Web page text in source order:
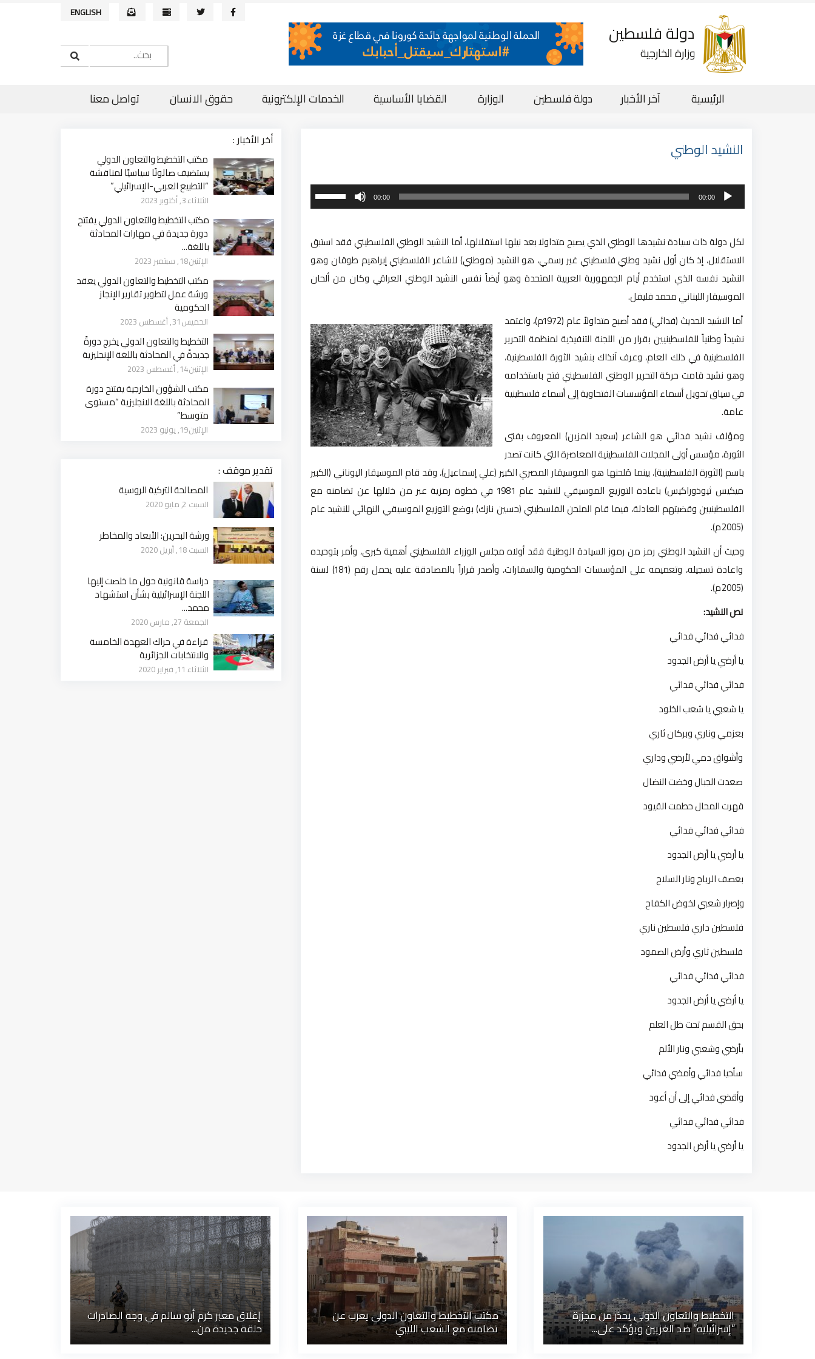
دولة فلسطين
وزارة الخارجية
ENGLISH
الرئيسية آخر الأخبار دولة فلسطين الوزارة القضايا الأساسية الخدمات الإلكترونية حقوق الانسان تواصل معنا
النشيد الوطني
مشغل
الصوت
00:00
00:00
استخدم
مفاتيح
أعلى/
أسفل
لزيادة
مستوى
الصوت.
لكل دولة ذات سيادة نشيدها الوطني الذي يصبح متداولا بعد نيلها استقلالها، أما النشيد الوطني الفلسطيني فقد استبق
الاستقلال، إذ كان أول نشيد وطني فلسطيني غير رسمي، هو النشيد (موطني) للشاعر الفلسطيني إبراهيم طوقان وهو
النشيد نفسه الذي استخدم أيام الجمهورية العربية المتحدة وهو أيضاً نفس النشيد الوطني العراقي وكان من ألحان
الموسيقار اللبناني محمد فليفل.
أما النشيد الحديث (فدائي) فقد أصبح متداولاً عام (1972م)، واعتمد
نشيداً وطنياً للفلسطينيين بقرار من اللجنة التنفيذية لمنظمة التحرير
الفلسطينية في ذلك العام، وعرف آنذاك بنشيد الثورة الفلسطينية،
وهو نشيد قامت حركة التحرير الوطني الفلسطيني فتح باستخدامه
في سياق تحويل أسماء المؤسسات الفتحاوية إلى أسماء فلسطينية
عامة.
ومؤلف نشيد فدائي هو الشاعر (سعيد المزين) المعروف بفتى
الثورة، مؤسس أولى المجلات الفلسطينية المعاصرة التي كانت تصدر
باسم (الثورة الفلسطينية)، بينما مُلحنها هو الموسيقار المصري الكبير (علي إسماعيل)، وقد قام الموسيقار اليوناني (الكبير
ميكيس ثيوذوراكيس) باعادة التوزيع الموسيقي للنشيد عام 1981 في خطوة رمزية عبر من خلالها عن تضامنه مع
الفلسطينيين وقضيتهم العادلة، فيما قام الملحن الفلسطيني (حسين نازك) بوضع التوزيع الموسيقي النهائي للنشيد عام
(2005م).
وحيث أن النشيد الوطني رمز من رموز السيادة الوطنية فقد أولاه مجلس الوزراء الفلسطيني أهمية كبرى، وأمر بتوحيده
واعادة تسجيله، وتعميمه على المؤسسات الحكومية والسفارات، وأصدر قراراً بالمصادقة عليه يحمل رقم (181) لسنة
(2005م).
نص النشيد:
فدائي فدائي فدائي
يا أرضي يا أرض الجدود
فدائي فدائي فدائي
يا شعبي يا شعب الخلود
بعزمي وناري وبركان ثاري
وأشواق دمي لأرضي وداري
صعدت الجبال وخضت النضال
قهرت المحال حطمت القيود
فدائي فدائي فدائي
يا أرضي يا أرض الجدود
بعصف الرياح ونار السلاح
وإصرار شعبي لخوض الكفاح
فلسطين داري فلسطين ناري
فلسطين ثاري وأرض الصمود
فدائي فدائي فدائي
يا أرضي يا أرض الجدود
بحق القسم تحت ظل العلم
بأرضي وشعبي ونار الألم
سأحيا فدائي وأمضي فدائي
وأقضي فدائي إلى أن أعود
فدائي فدائي فدائي
يا أرضي يا أرض الجدود
أخر الأخبار :
مكتب التخطيط والتعاون الدولي
يستضيف صالونًا سياسيًا لمناقشة
“التطبيع العربي-الإسرائيلي”
الثلاثاء 3, أكتوبر 2023
مكتب التخطيط والتعاون الدولي يفتتح
دورة جديدة في مهارات المحادثة
باللغة...
الإثنين 18, سبتمبر 2023
مكتب التخطيط والتعاون الدولي يعقد
ورشة عمل لتطوير تقارير الإنجاز
الحكومية
الخميس 31, أغسطس 2023
التخطيط والتعاون الدولي يخرج دورةً
جديدةً في المحادثة باللغة الإنجليزية
الإثنين 14, أغسطس 2023
مكتب الشؤون الخارجية يفتتح دورة
المحادثة باللغة الانجليزية “مستوى
متوسط”
الإثنين 19, يونيو 2023
تقدير موقف :
المصالحة التركية الروسية
السبت 2, مايو 2020
ورشة البحرين: الأبعاد والمخاطر
السبت 18, أبريل 2020
دراسة قانونية حول ما خلصت إليها
اللجنة الإسرائيلية بشأن استشهاد
محمد...
الجمعة 27, مارس 2020
قراءة في حراك العهدة الخامسة
والانتخابات الجزائرية
الثلاثاء 11, فبراير 2020
التخطيط والتعاون الدولي يحذر من مجزرة
“إسرائيلية” ضد الغزيين ويؤكد على...
مكتب التخطيط والتعاون الدولي يعرب عن
تضامنه مع الشعب الليبي
إغلاق معبر كرم أبو سالم في وجه الصادرات
حلقة جديدة من...